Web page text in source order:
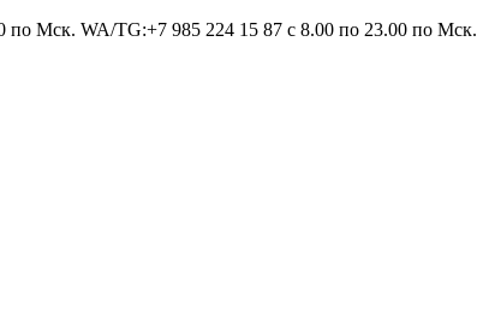
по Мcк. WA/TG:+7 985 224 15 87 c 8.00 по 23.00 по Мcк.